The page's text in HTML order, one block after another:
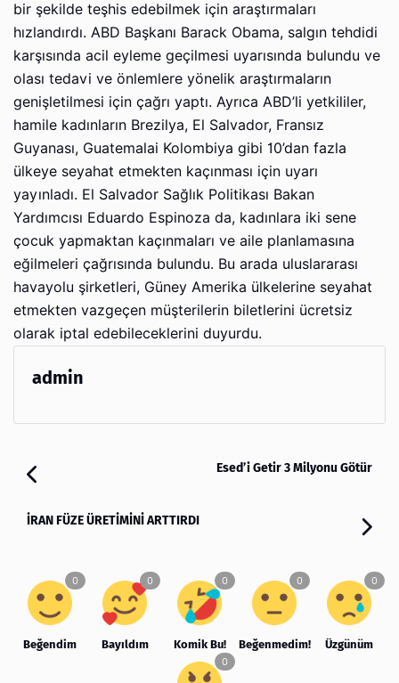
bir şekilde teşhis edebilmek için araştırmaları
hızlandırdı. ABD Başkanı Barack Obama, salgın tehdidi
karşısında acil eyleme geçilmesi uyarısında bulundu ve
olası tedavi ve önlemlere yönelik araştırmaların
genişletilmesi için çağrı yaptı. Ayrıca ABD’li yetkililer,
hamile kadınların Brezilya, El Salvador, Fransız
Guyanası, Guatemalai Kolombiya gibi 10’dan fazla
ülkeye seyahat etmekten kaçınması için uyarı
yayınladı. El Salvador Sağlık Politikası Bakan
Yardımcısı Eduardo Espinoza da, kadınlara iki sene
çocuk yapmaktan kaçınmaları ve aile planlamasına
eğilmeleri çağrısında bulundu. Bu arada uluslararası
havayolu şirketleri, Güney Amerika ülkelerine seyahat
etmekten vazgeçen müşterilerin biletlerini ücretsiz
olarak iptal edebileceklerini duyurdu.
admin
Esed’i Getir 3 Milyonu Götür
İRAN FÜZE ÜRETİMİNİ ARTTIRDI
Beğendim Bayıldım Komik Bu! Beğenmedim! Üzgünüm